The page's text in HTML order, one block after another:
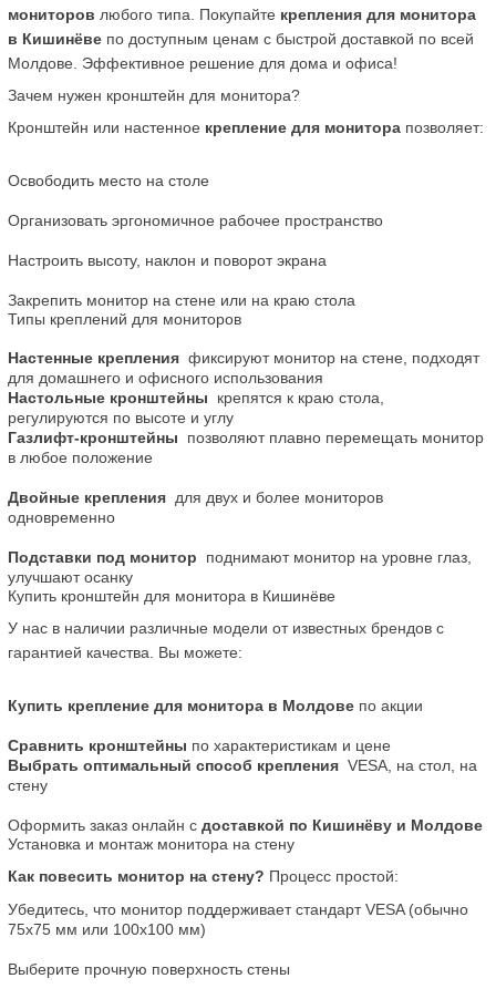
мониторов любого типа. Покупайте крепления для монитора
в Кишинёве по доступным ценам с быстрой доставкой по всей
Молдове. Эффективное решение для дома и офиса!
Зачем нужен кронштейн для монитора?
Кронштейн или настенное крепление для монитора позволяет:
Освободить место на столе
Организовать эргономичное рабочее пространство
Настроить высоту, наклон и поворот экрана
Закрепить монитор на стене или на краю стола
Типы креплений для мониторов
Настенные крепления
  фиксируют монитор на стене, подходят
для домашнего и офисного использования
Настольные кронштейны
  крепятся к краю стола,
регулируются по высоте и углу
Газлифт-кронштейны
  позволяют плавно перемещать монитор
в любое положение
Двойные крепления
  для двух и более мониторов
одновременно
Подставки под монитор
  поднимают монитор на уровне глаз,
улучшают осанку
Купить кронштейн для монитора в Кишинёве
У нас в наличии различные модели от известных брендов с
гарантией качества. Вы можете:
Купить крепление для монитора в Молдове по акции
Сравнить кронштейны по характеристикам и цене
Выбрать оптимальный способ крепления
  VESA, на стол, на
стену
Оформить заказ онлайн с доставкой по Кишинёву и Молдове
Установка и монтаж монитора на стену
Как повесить монитор на стену? Процесс простой:
Убедитесь, что монитор поддерживает стандарт VESA (обычно
75x75 мм или 100x100 мм)
Выберите прочную поверхность стены